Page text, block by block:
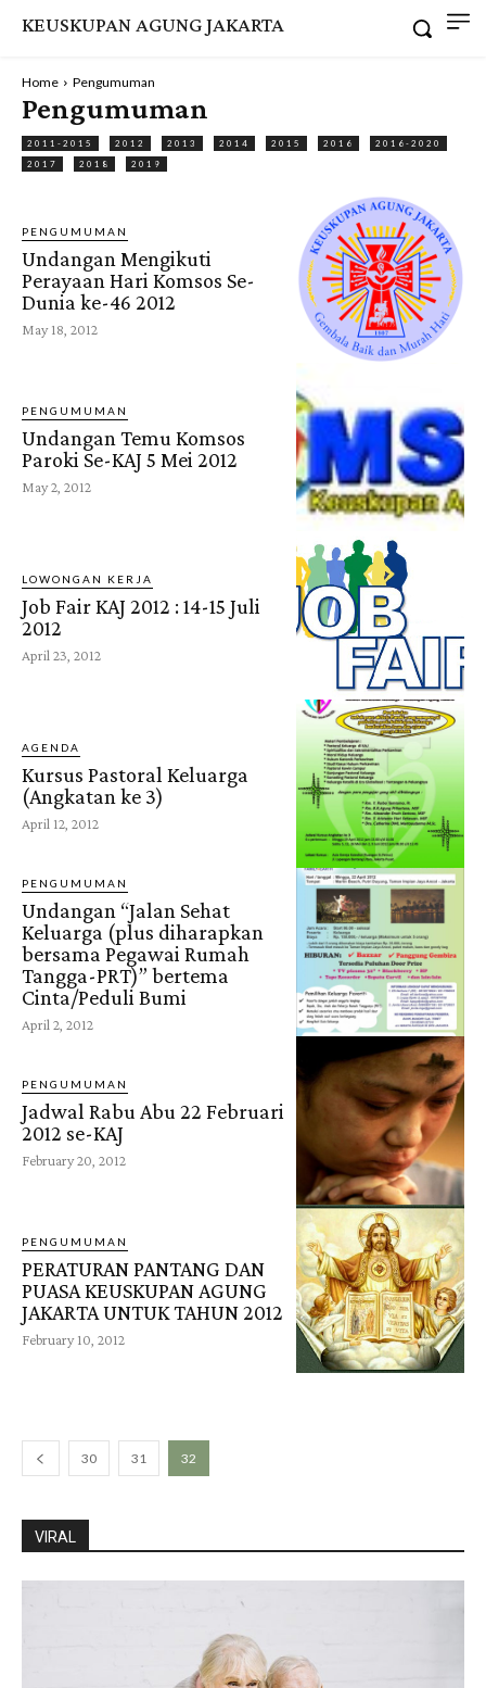
KEUSKUPAN AGUNG JAKARTA
Home Pengumuman
Pengumuman
2011-2015 2012 2013 2014 2015 2016
2016-2020
2017
2018 2019
PENGUMUMAN
Undangan Mengikuti
Perayaan Hari Komsos Se-
Dunia ke-46 2012
May 18, 2012
PENGUMUMAN
Undangan Temu Komsos
Paroki Se-KAJ 5 Mei 2012
May 2, 2012
LOWONGAN KERJA
Job Fair KAJ 2012 : 14-15 Juli
2012
April 23, 2012
AGENDA
Kursus Pastoral Keluarga
(Angkatan ke 3)
April 12, 2012
PENGUMUMAN
Undangan “Jalan Sehat
Keluarga (plus diharapkan
bersama Pegawai Rumah
Tangga-PRT)” bertema
Cinta/Peduli Bumi
April 2, 2012
PENGUMUMAN
Jadwal Rabu Abu 22 Februari
2012 se-KAJ
February 20, 2012
PENGUMUMAN
PERATURAN PANTANG DAN
PUASA KEUSKUPAN AGUNG
JAKARTA UNTUK TAHUN 2012
February 10, 2012
30 31 32
VIRAL